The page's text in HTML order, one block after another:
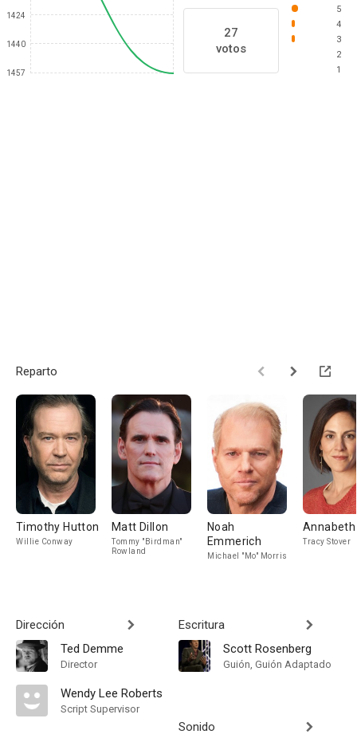
1424
1440
1457
27
votos
5
4
3
2
1
Reparto
Timothy Hutton
Willie Conway
Matt Dillon
Tommy "Birdman"
Rowland
Noah
Emmerich
Michael "Mo" Morris
Annabeth
Tracy Stover
Dirección
Ted Demme
Director
Wendy Lee Roberts
Script Supervisor
Escritura
Scott Rosenberg
Guión, Guión Adaptado
Sonido